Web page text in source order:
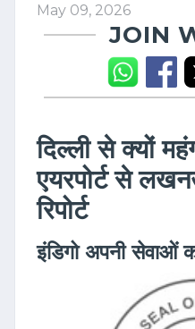
May 09, 2026
JOIN
दिल्ली से क्यों
एयरपोर्ट से
रिपोर्ट
इंडिगो अपनी सेवाओं